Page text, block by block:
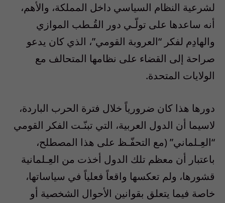
لشرعية النظام السياسي داخل المملكة، والأهم،
أنه ساعدها على تولّـي دور القُـطب الموازي
والهادِم لفكر “العروبة القومي”، الذي كان يدعو
صراحة إلى القضاء على نظامها المتحالف مع
الولايات المتحدة.
دورها هذا كان ضرورياً خلال فترة الحرب الباردة،
لاسيما أن الدول العربية، التي تبنّـت الفكر القومي
“العِـلماني” (مع التحفّـظ على هذا المصطلح،
باعتبار أن معظم تلك الدول أخذت من العِـلمانية
قشورها، ولم تعكسها واقعاً فعلياً في سياساتها،
خاصة فيما يتعلق بقوانين الأحوال الشخصية أو